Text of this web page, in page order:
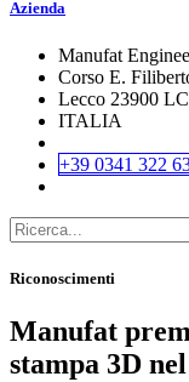
Azienda
Manufat
Corso E.
Lecco 23900 LC
ITALIA
+39 0341 322
Riconoscimenti
Manufat
stampa 3D